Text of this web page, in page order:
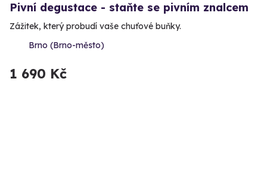
Pivní degustace - staňte se pivním znalcem
Zážitek, který probudí vaše chuťové buňky.
Brno (Brno-město)
1 690 Kč